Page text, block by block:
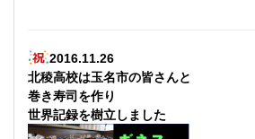
2016.11.26
北稜高校は玉名市の皆さんと
巻き寿司を作り
世界記録を樹立しました